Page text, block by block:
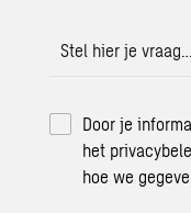
Stel hier je vraag…
Door je
het
hoe we